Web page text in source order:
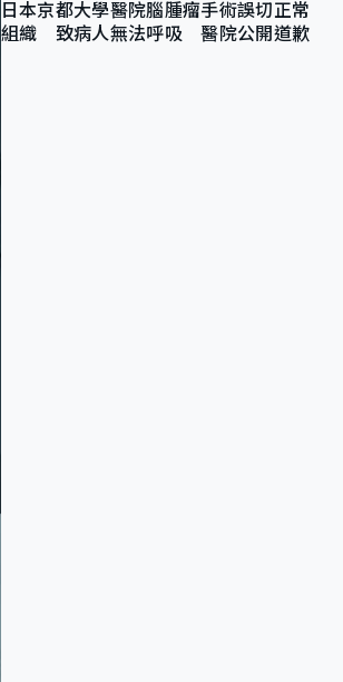
日本京都大學醫院腦腫瘤手術誤切正常
組織 致病人無法呼吸 醫院公開道歉